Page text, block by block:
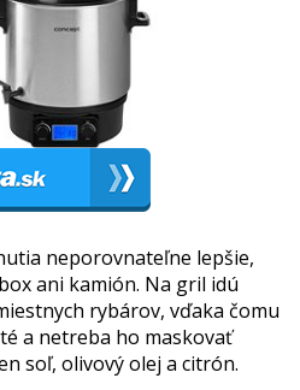
neporovnateľne lepšie,
ani kamión. Na gril idú
rybárov, vďaka čomu
a netreba ho maskovať
soľ, olivový olej a citrón.